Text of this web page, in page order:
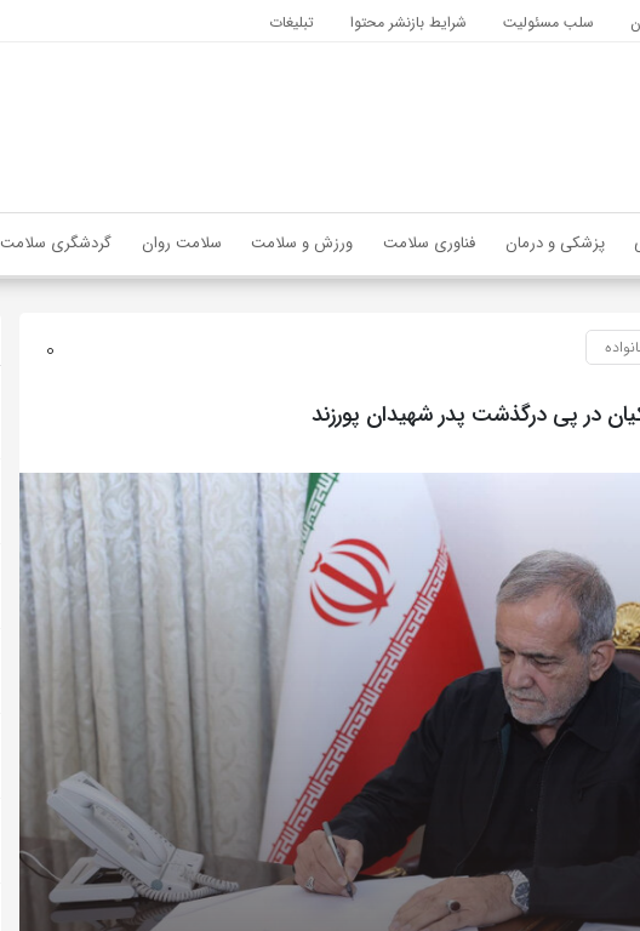
سلب مسئولیت شرایط بازنشر محتوا تبلیغات
پزشکی و درمان فناوری سلامت ورزش و سلامت سلامت روان گردشگری سلامت
0
در پی درگذشت پدر شهیدان پورزند